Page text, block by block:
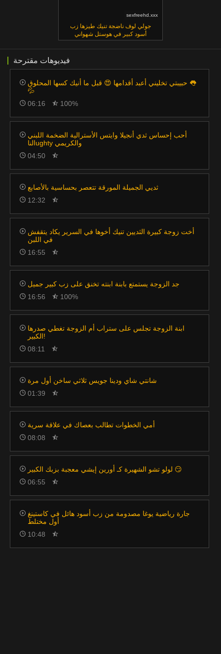
sexfreehd.xxx
جولي لوف ناضجة تنيك طيزها زب
أسود كبير في هوستل شهواني
فيديوهات مقترحة
حبيبتي تخليني أعبد أقدامها 😍 قبل ما أنيك كسها المحلوق 👅
💦
06:16
100%
أحب إحساس ثدي أنجيلا وايتس الأسترالية الضخمة اللبني
الناughty والكريمي
04:50
ثديي الجميلة المورقة تتعصر بحساسية بالأصابع
12:32
أخت زوجة كبيرة الثديين تنيك أخوها في السرير يكاد يتقفش
في اللبن
16:55
جد الزوجة يستمتع بابنة ابنته تخنق على زب كبير جميل
16:56
100%
ابنة الزوجة تجلس على ستراب أم الزوجة تغطي صدرها
الكبير!
08:11
شانتي شاي ودينا جويس ثلاثي ساخن أول مرة
01:39
أمي الخطوات تطالب بعصاك في علاقة سرية
08:08
لولو تشو الشهيرة كـ أورين إيشي معجبة بزبك الكبير 😏
06:55
جارة رياضية يوغا مصدومة من زب أسود هائل في كاستينغ
أول مختلط
10:48